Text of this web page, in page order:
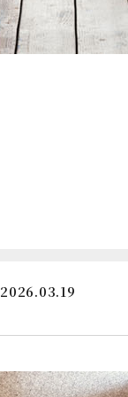
2026.03.19